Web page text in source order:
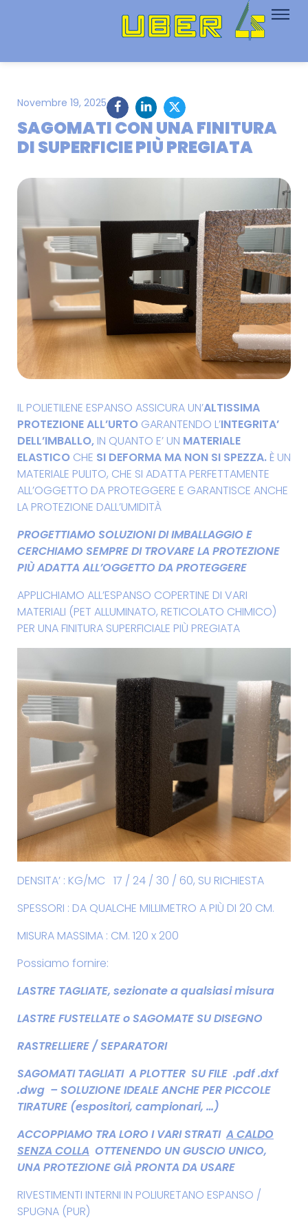
Novembre 19, 2025
SAGOMATI CON UNA FINITURA
DI SUPERFICIE PIÙ PREGIATA
IL POLIETILENE ESPANSO ASSICURA UN’ALTISSIMA
PROTEZIONE ALL’URTO GARANTENDO L’INTEGRITA’
DELL’IMBALLO, IN QUANTO E’ UN MATERIALE
ELASTICO CHE SI DEFORMA MA NON SI SPEZZA. È UN
MATERIALE PULITO, CHE SI ADATTA PERFETTAMENTE
ALL’OGGETTO DA PROTEGGERE E GARANTISCE ANCHE
LA PROTEZIONE DALL’UMIDITÀ
PROGETTIAMO SOLUZIONI DI IMBALLAGGIO E
CERCHIAMO SEMPRE DI TROVARE LA PROTEZIONE
PIÙ ADATTA ALL’OGGETTO DA PROTEGGERE
APPLICHIAMO ALL’ESPANSO COPERTINE DI VARI
MATERIALI (PET ALLUMINATO, RETICOLATO CHIMICO)
PER UNA FINITURA SUPERFICIALE PIÙ PREGIATA
DENSITA’ : KG/MC 17 / 24 / 30 / 60, SU RICHIESTA
SPESSORI : DA QUALCHE MILLIMETRO A PIÙ DI 20 CM.
MISURA MASSIMA : CM. 120 x 200
Possiamo fornire:
LASTRE TAGLIATE, sezionate a qualsiasi misura
LASTRE FUSTELLATE o SAGOMATE SU DISEGNO
RASTRELLIERE / SEPARATORI
SAGOMATI TAGLIATI A PLOTTER SU FILE .pdf .dxf
.dwg – SOLUZIONE IDEALE ANCHE PER PICCOLE
TIRATURE (espositori, campionari, …)
ACCOPPIAMO TRA LORO I VARI STRATI A CALDO
SENZA COLLA OTTENENDO UN GUSCIO UNICO,
UNA PROTEZIONE GIÀ PRONTA DA USARE
RIVESTIMENTI INTERNI IN POLIURETANO ESPANSO /
SPUGNA (PUR)